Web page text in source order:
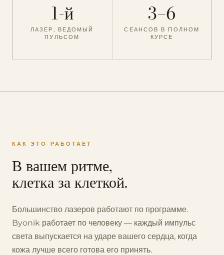
1-й
ЛАЗЕР, ВЕДОМЫЙ
ПУЛЬСОМ
3–6
СЕАНСОВ В ПОЛНОМ
КУРСЕ
КАК ЭТО РАБОТАЕТ
В вашем ритме,
клетка за клеткой.
Большинство лазеров работают по программе.
Byonik работает по человеку — каждый импульс
света выпускается на ударе вашего сердца, когда
кожа лучше всего готова его принять.